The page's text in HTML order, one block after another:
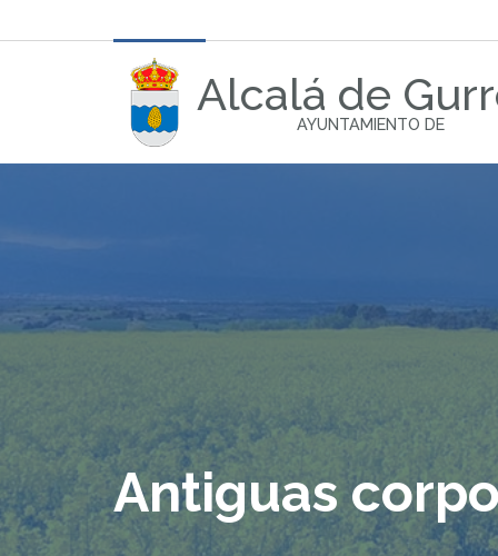
Alcalá de
AYUNTAMIENTO DE
Antiguas